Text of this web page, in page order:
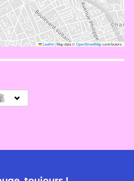
Leaflet|Map data ©OpenStreetMapcontributors